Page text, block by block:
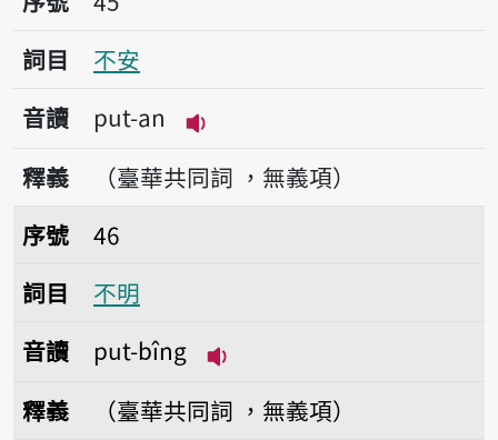
詞目
不安
音讀
put-an
播放音讀put-an
釋義
（臺華共同詞 ，無義項）
序號46不明
序號
46
詞目
不明
音讀
put-bîng
釋義
（臺華共同詞 ，無義項）